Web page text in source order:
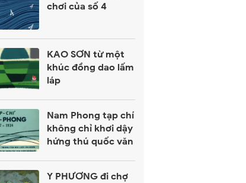
chơi của số 4
KAO SƠN từ một
khúc đồng dao lấm
láp
Nam Phong tạp chí
không chỉ khơi dậy
hứng thú quốc văn
Y PHƯƠNG đi chợ